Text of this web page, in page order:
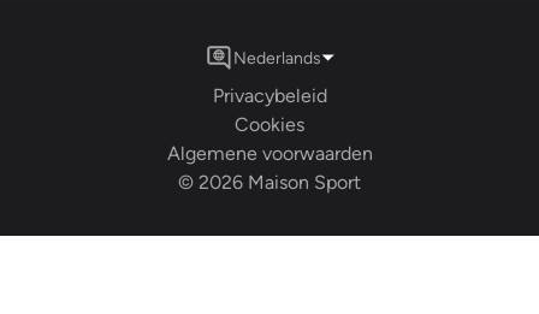
© 2026 Maison Sport
Algemene voorwaarden
Cookies
Privacybeleid
Nederlands